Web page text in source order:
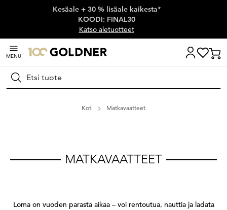
Ohita siirtymä, siirry pääsisältöön
Kesäale + 30 % lisäale kaikesta*
KOODI: FINAL30
Katso aletuotteet
MENU
Hae
Koti Matkavaatteet
MATKAVAATTEET
Loma on vuoden parasta aikaa – voi rentoutua, nauttia ja ladata